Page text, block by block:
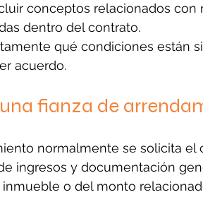
conceptos relacionados con
dentro del contrato.
qué condiciones están
acuerdo.
fianza de
normalmente se solicita el
ingresos y documentación
o del monto